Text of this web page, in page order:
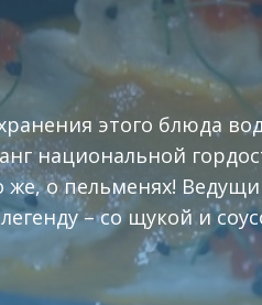
этого блюда
национальной
же, о пельменях!
– со щукой и